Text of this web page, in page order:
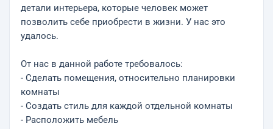
детали интерьера, которые человек может
позволить себе приобрести в жизни. У нас это
удалось.
От нас в данной работе требовалось:
- Сделать помещения, относительно планировки
комнаты
- Создать стиль для каждой отдельной комнаты
- Расположить мебель